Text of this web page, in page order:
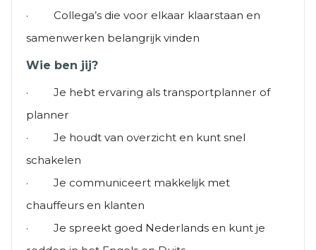
· Collega’s die voor elkaar klaarstaan en
samenwerken belangrijk vinden
Wie ben jij?
· Je hebt ervaring als transportplanner of
planner
· Je houdt van overzicht en kunt snel
schakelen
· Je communiceert makkelijk met
chauffeurs en klanten
· Je spreekt goed Nederlands en kunt je